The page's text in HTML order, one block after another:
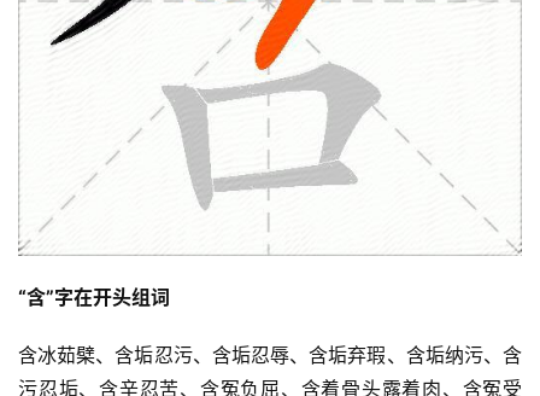
“含”字在开头组词
含冰茹檗、含垢忍污、含垢忍辱、含垢弃瑕、含垢纳污、含
污忍垢、含辛忍苦、含冤负屈、含着骨头露着肉、含冤受